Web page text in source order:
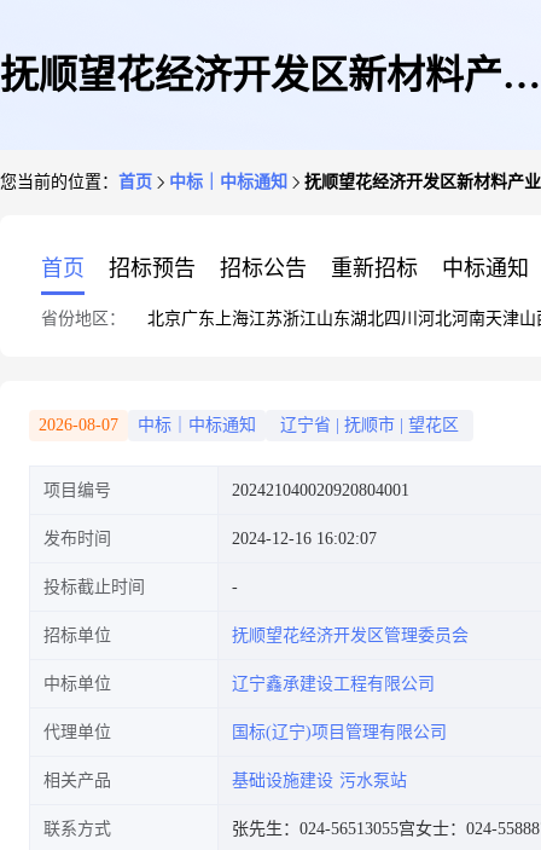
抚顺望花经济开发区新材料产业
案
您当前的位置： 首页 中标｜中标通知 抚顺望花经济开发区新材料产
首页 招标预告 招标公告 重新招标 中标通知
省份地区： 北京广东 上海江苏浙江山东湖北四川 河北河南天津山
2026-08-07 中标｜中标通知 辽宁省 抚顺市 望花区
项目编号 202421040020920804001
发布时间 2024-12-16 16:02:07
投标截止时间
招标单位 抚顺望花经济开发区管理委员会
中标单位 辽宁鑫承建设工程有限公司
代理单位 国标(辽宁)项目管理有限公司
相关产品 基础设施建设 污水泵站
联系方式 张先生：024-56513055宫女士：024-